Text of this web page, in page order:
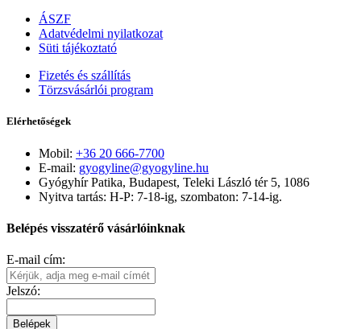
ÁSZF
Adatvédelmi nyilatkozat
Süti tájékoztató
Fizetés és szállítás
Törzsvásárlói program
Elérhetőségek
Mobil: +36 20 666-7700
E-mail: gyogyline@gyogyline.hu
Gyógyhír Patika, Budapest, Teleki László tér 5, 1086
Nyitva tartás: H-P: 7-18-ig, szombaton: 7-14-ig.
Belépés visszatérő vásárlóinknak
E-mail cím:
Jelszó:
Belépek